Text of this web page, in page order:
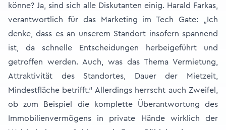
könne? Ja, sind sich alle Diskutanten einig. Harald Farkas,
verantwortlich für das Marketing im Tech Gate: „Ich
denke, dass es an unserem Standort insofern spannend
ist, da schnelle Entscheidungen herbeigeführt und
getroffen werden. Auch, was das Thema Vermietung,
Attraktivität des Standortes, Dauer der Mietzeit,
Mindestfläche betrifft.“ Allerdings herrscht auch Zweifel,
ob zum Beispiel die komplette Überantwortung des
Immobilienvermögens in private Hände wirklich der